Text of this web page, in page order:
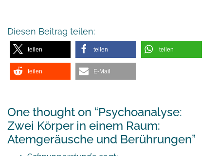
Diesen Beitrag teilen:
teilen teilen teilen
teilen E-Mail
One thought on “Psychoanalyse:
Zwei Körper in einem Raum:
Atemgeräusche und Berührungen”